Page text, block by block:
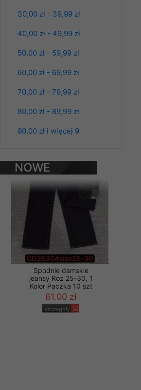
30,00 zł - 39,99 zł
40,00 zł - 49,99 zł
50,00 zł - 59,99 zł
60,00 zł - 69,99 zł
70,00 zł - 79,99 zł
80,00 zł - 89,99 zł
90,00 zł i więcej 9
NOWE
PRODUKTY
Spodnie damskie
Kolor Paczka 10 szt
Spodnie damskie
jeansy Roz 25-30, 1